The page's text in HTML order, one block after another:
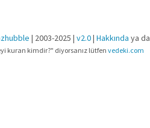
| 2003-2025 | v2.0| Hakkında ya da
kuran kimdir?" diyorsanız lütfen vedeki.com